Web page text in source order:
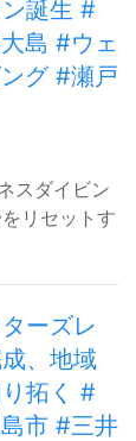
誕生 #
島 #ウェ
グ #瀬戸
スダイビン
リセットす
ーズレ
、地域
拓く #
市 #三井